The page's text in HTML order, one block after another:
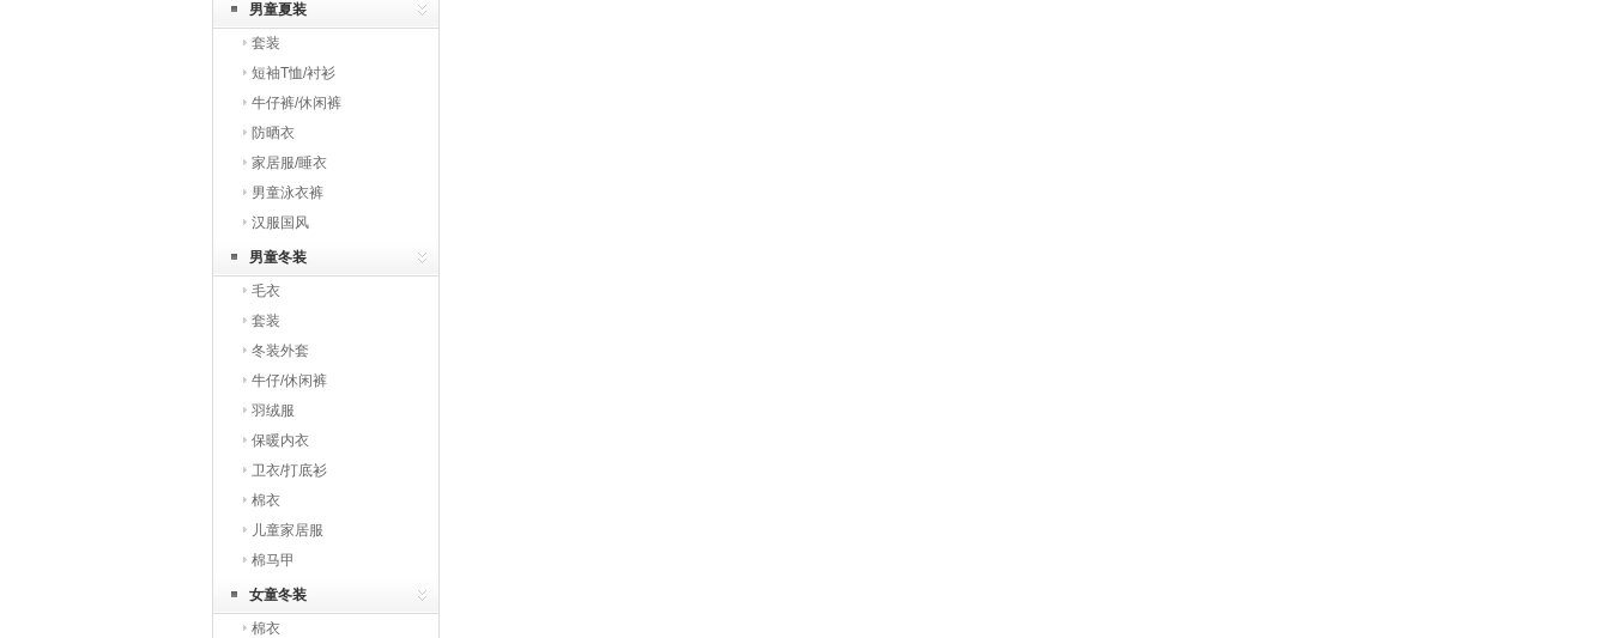
男童夏装
套装
短袖T恤/衬衫
牛仔裤/休闲裤
防晒衣
家居服/睡衣
男童泳衣裤
汉服国风
男童冬装
毛衣
套装
冬装外套
牛仔/休闲裤
羽绒服
保暖内衣
卫衣/打底衫
棉衣
儿童家居服
棉马甲
女童冬装
棉衣